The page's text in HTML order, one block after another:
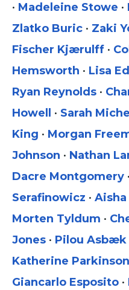
• Madeleine Stowe •
Zlatko Buric • Zaki
Fischer Kjærulff •
Hemsworth • Lisa
Ryan Reynolds •
Howell
• Sarah
King • Morgan
Johnson • Nathan
Dacre Montgomery •
Serafinowicz • Aisha
Morten Tyldum •
Jones • Pilou Asbæk
Katherine Parkinson
Giancarlo Esposito •